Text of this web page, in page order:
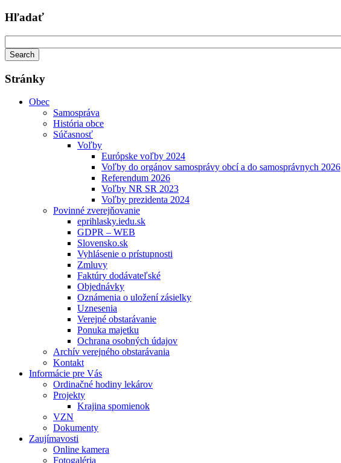
Hľadať
Stránky
Obec
Samospráva
História obce
Súčasnosť
Voľby
Európske voľby 2024
Voľby do orgánov samosprávy obcí a do samosprávnych 2026
Referendum 2026
Voľby NR SR 2023
Voľby prezidenta 2024
Povinné zverejňovanie
eprihlasky.iedu.sk
GDPR – WEB
Slovensko.sk
Vyhlásenie o prístupnosti
Zmluvy
Faktúry dodávateľské
Objednávky
Oznámenia o uložení zásielky
Uznesenia
Verejné obstarávanie
Ponuka majetku
Ochrana osobných údajov
Archív verejného obstarávania
Kontakt
Informácie pre Vás
Ordinačné hodiny lekárov
Projekty
Krajina spomienok
VZN
Dokumenty
Zaujímavosti
Online kamera
Fotogaléria